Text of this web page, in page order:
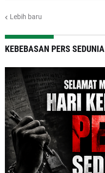
Lebih baru
KEBEBASAN PERS SEDUNIA